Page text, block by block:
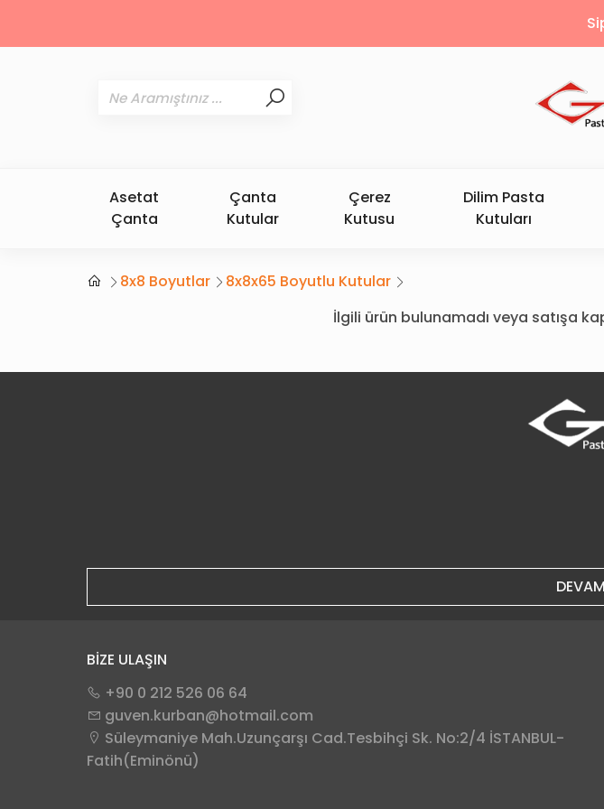
Asetat
Çanta
Çanta
Kutular
Çerez
Kutusu
Dilim Pasta
Kutuları
8x8 Boyutlar
8x8x65 Boyutlu Kutular
İlgili ürün bulunamadı veya satışa
BİZE ULAŞIN
+90 0 212 526 06 64
guven.kurban@hotmail.com
Süleymaniye Mah.Uzunçarşı Cad.Tesbihçi Sk. No:2/4 İSTANBUL-
Fatih(Eminönü)